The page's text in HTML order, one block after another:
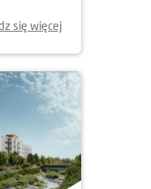
się więcej